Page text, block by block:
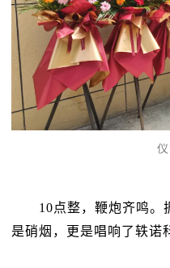
10点整，鞭炮齐鸣。
是硝烟，更是唱响了轶诺